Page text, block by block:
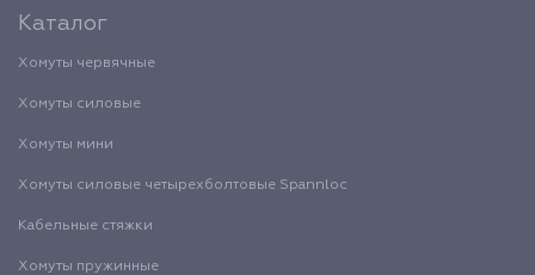
Каталог
Хомуты червячные
Хомуты силовые
Хомуты мини
Хомуты силовые четырехболтовые Spannloc
Кабельные стяжки
Хомуты пружинные